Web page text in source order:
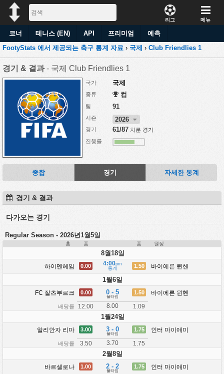
리그 메뉴
코너 테니스 (EN) API 프리미엄
예측
FootyStats 에서 제공되는 축구 통계 자료 › 국제 › Club Friendlies 1
경기 & 결과- 국제 Club Friendlies 1
국가 국제
종류 컵
팀 91
시즌 2026
경기 61/87 치룬 경기
진행률
종합 경기 자세한 통계
경기 & 결과
다가오는 경기
Regular Season - 2026년1월5일
홈 폼 폼 원정
8월18일
하이덴헤임 0.00 4:00pm
통계
1.50 바이에른 뮌헨
1월6일
FC 잘츠부르크
배당률
0.00
12.00
0 - 5
풀타임
8.00
1.50
1.09
바이에른 뮌헨
1월24일
알리안자 리마
배당률
3.00
3.50
3 - 0
풀타임
3.70
1.75
1.75
인터 마이애미
2월8일
바르셀로나 1.00 2 - 2
풀타임
1.75 인터 마이애미